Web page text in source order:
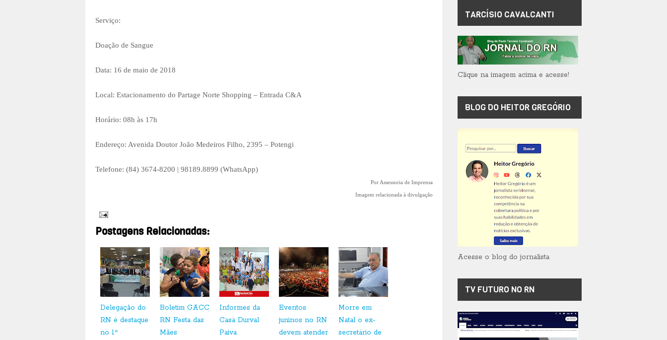
Serviço:
Doação de Sangue
Data: 16 de maio de 2018
Local: Estacionamento do Partage Norte Shopping – Entrada C&A
Horário: 08h às 17h
Endereço: Avenida Doutor João Medeiros Filho, 2395 – Potengi
Telefone: (84) 3674-8200 | 98189.8899 (WhatsApp)
Por Assessoria de Imprensa
Imagem relacionada à divulgação
Postagens Relacionadas:
Delegação do
RN é destaque
no 1º
Boletim GACC
RN Festa das
Mães
Informes da
Casa Durval
Paiva
Eventos
juninos no RN
devem atender
Morre em
Natal o ex-
secretário de
TARCÍSIO CAVALCANTI
Clique na imagem acima e acesse!
BLOG DO HEITOR GREGÓRIO
Acesse o blog do jornalista
TV FUTURO NO RN